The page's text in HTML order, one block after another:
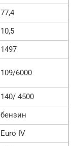
77,4
10,5
1497
109/6000
140/ 4500
бензин
Euro IV